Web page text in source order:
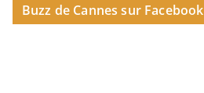
Buzz de Cannes sur Facebook